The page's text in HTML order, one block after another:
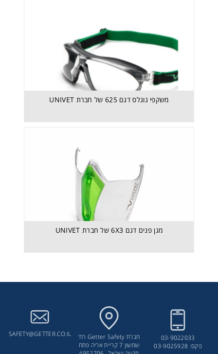
משקפי גוגלס דגם 625 של חברת UNIVET
מגן פנים דגם 6X3 של חברת UNIVET
03-9022033
פקס: 03-9025928
חברת Getter Safety רח’
שמשון 7 קריית אריה פתח
SAFETY@GETTER.CO.IL
מגן פנים דגם 6X3 של חברת UNIVET